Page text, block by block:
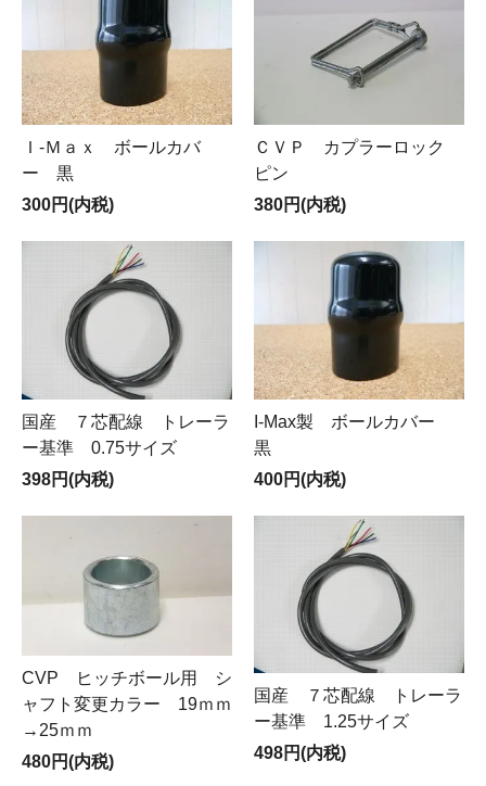
Ｉ-Ｍａｘ ボールカバ
ー 黒
300円(内税)
ＣＶＰ カプラーロック
ピン
380円(内税)
国産 ７芯配線 トレーラ
ー基準 0.75サイズ
398円(内税)
I-Max製 ボールカバー
黒
400円(内税)
CVP ヒッチボール用 シ
ャフト変更カラー 19ｍｍ
→25ｍｍ
480円(内税)
国産 ７芯配線 トレーラ
ー基準 1.25サイズ
498円(内税)